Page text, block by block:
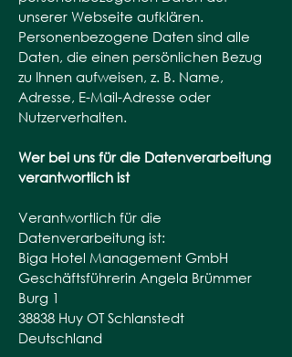
unserer Webseite aufklären.
Personenbezogene Daten sind alle
Daten, die einen persönlichen Bezug
zu Ihnen aufweisen, z. B. Name,
Adresse, E-Mail-Adresse oder
Nutzerverhalten.
Wer bei uns für die Datenverarbeitung
verantwortlich ist
Verantwortlich für die
Datenverarbeitung ist:
Biga Hotel Management GmbH
Geschäftsführerin Angela Brümmer
Burg 1
38838 Huy OT Schlanstedt
Deutschland